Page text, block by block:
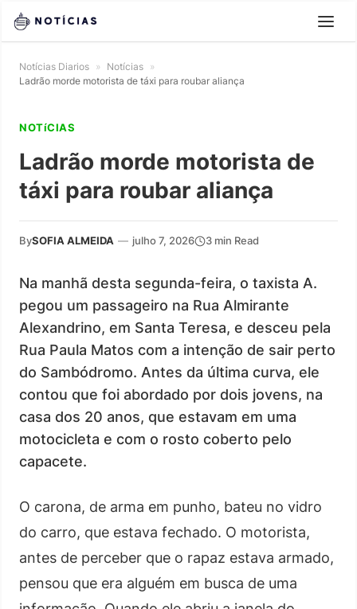
Notícias Diarios » Notícias »
Ladrão morde motorista de táxi para roubar aliança
NOTíCIAS
Ladrão morde motorista de
táxi para roubar aliança
BySOFIA ALMEIDA — julho 7, 2026 3 min Read
Na manhã desta segunda-feira, o taxista A.
pegou um passageiro na Rua Almirante
Alexandrino, em Santa Teresa, e desceu pela
Rua Paula Matos com a intenção de sair perto
do Sambódromo. Antes da última curva, ele
contou que foi abordado por dois jovens, na
casa dos 20 anos, que estavam em uma
motocicleta e com o rosto coberto pelo
capacete.
O carona, de arma em punho, bateu no vidro
do carro, que estava fechado. O motorista,
antes de perceber que o rapaz estava armado,
pensou que era alguém em busca de uma